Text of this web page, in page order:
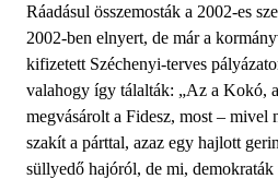
Ráadásul összemosták a 2002-es
2002-ben elnyert, de már a
kifizetett Széchenyi-terves
valahogy így tálalták: „Az a Kokó,
megvásárolt a Fidesz, most – mivel
szakít a párttal, azaz egy hajlott
süllyedő hajóról, de mi,